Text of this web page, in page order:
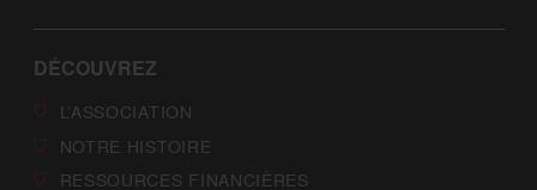
DÉCOUVREZ
L’ASSOCIATION
NOTRE HISTOIRE
RESSOURCES FINANCIÈRES